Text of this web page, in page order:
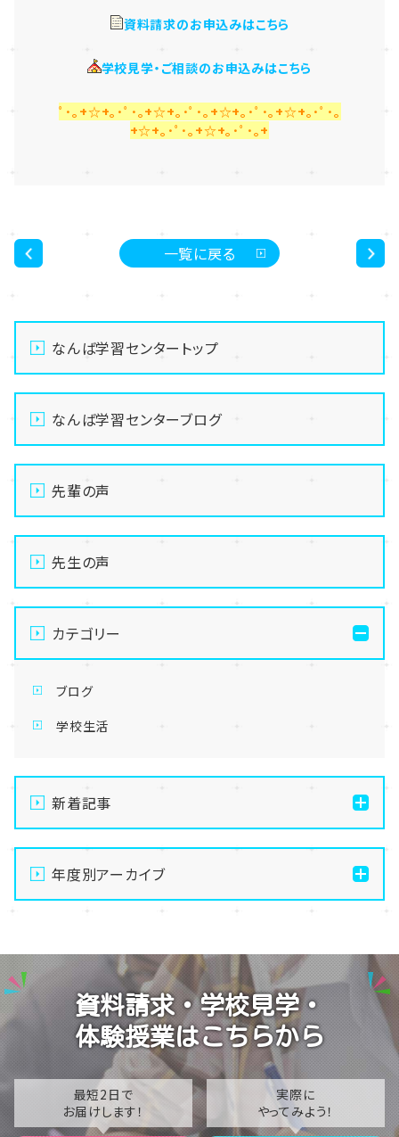
資料請求のお申込みはこちら
学校見学・ご相談のお申込みはこちら
ﾟ･｡+☆+｡･ﾟ･｡+☆+｡･ﾟ･｡+☆+｡･ﾟ･｡+☆+｡･ﾟ･｡
+☆+｡･ﾟ･｡+☆+｡･ﾟ･｡+
一覧に戻る
なんば学習センタートップ
なんば学習センターブログ
先輩の声
先生の声
カテゴリー
ブログ
学校生活
新着記事
【なんば】体験授業で高級感のあるマンゴータルト作り
ました！🥭✨
【なんば】キラリと輝く宝物✨「光るハーバリウム」作り
【なんば】校舎紹介の「自習室編」✨
【なんば】笑顔が溢れたオープンスクール😊在校生の
温かいお出迎えで素敵な1日に🌷
【なんば】夏季休校期間のお知らせ🍉
年度別アーカイブ
2025
2024
2023
2021
2020
資料請求・学校見学・
体験授業はこちらから
最短2日で
お届けします！
実際に
やってみよう！